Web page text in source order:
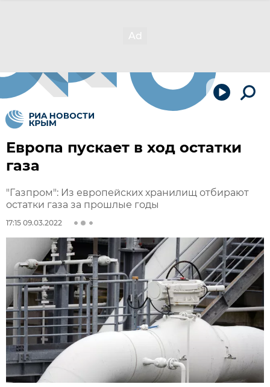
Европа пускает в ход остатки
газа
"Газпром": Из европейских хранилищ отбирают
остатки газа за прошлые годы
17:15 09.03.2022